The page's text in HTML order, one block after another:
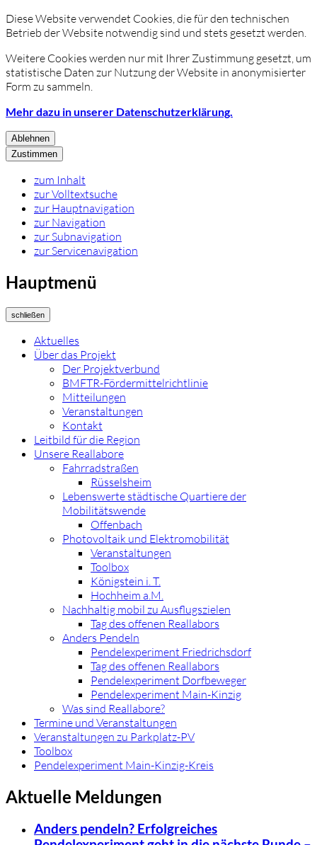
Diese Website verwendet Cookies, die für den technischen
Betrieb der Website notwendig sind und stets gesetzt werden.
Weitere Cookies werden nur mit Ihrer Zustimmung gesetzt, um
statistische Daten zur Nutzung der Website in anonymisierter
Form zu sammeln.
Mehr dazu in unserer Datenschutzerklärung.
Ablehnen
Zustimmen
zum Inhalt
zur Volltextsuche
zur Hauptnavigation
zur Navigation
zur Subnavigation
zur Servicenavigation
Hauptmenü
schließen
Aktuelles
Über das Projekt
Der Projektverbund
BMFTR-Fördermittelrichtlinie
Mitteilungen
Veranstaltungen
Kontakt
Leitbild für die Region
Unsere Reallabore
Fahrradstraßen
Rüsselsheim
Lebenswerte städtische Quartiere der
Mobilitätswende
Offenbach
Photovoltaik und Elektromobilität
Veranstaltungen
Toolbox
Königstein i. T.
Hochheim a.M.
Nachhaltig mobil zu Ausflugszielen
Tag des offenen Reallabors
Anders Pendeln
Pendelexperiment Friedrichsdorf
Tag des offenen Reallabors
Pendelexperiment Dorfbeweger
Pendelexperiment Main-Kinzig
Was sind Reallabore?
Termine und Veranstaltungen
Veranstaltungen zu Parkplatz-PV
Toolbox
Pendelexperiment Main-Kinzig-Kreis
Aktuelle Meldungen
Anders pendeln? Erfolgreiches